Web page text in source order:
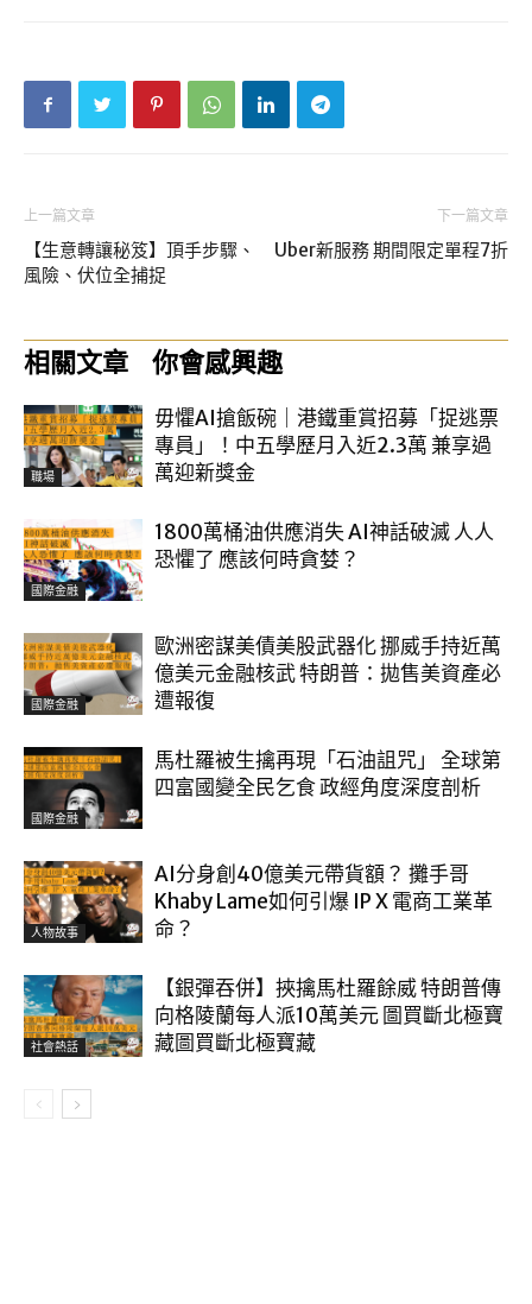
上一篇文章
【生意轉讓秘笈】頂手步驟、
風險、伏位全捕捉
下一篇文章
Uber新服務 期間限定單程7折
相關文章 你會感興趣
職場
毋懼AI搶飯碗｜港鐵重賞招募「捉逃票
專員」！中五學歷月入近2.3萬 兼享過
萬迎新獎金
國際金融
1800萬桶油供應消失 AI神話破滅 人人
恐懼了 應該何時貪婪？
國際金融
歐洲密謀美債美股武器化 挪威手持近萬
億美元金融核武 特朗普：拋售美資產必
遭報復
國際金融
馬杜羅被生擒再現「石油詛咒」 全球第
四富國變全民乞食 政經角度深度剖析
人物故事
AI分身創40億美元帶貨額？ 攤手哥
Khaby Lame如何引爆 IP X 電商工業革
命？
社會熱話
【銀彈吞併】挾擒馬杜羅餘威 特朗普傳
向格陵蘭每人派10萬美元 圖買斷北極寶
藏圖買斷北極寶藏